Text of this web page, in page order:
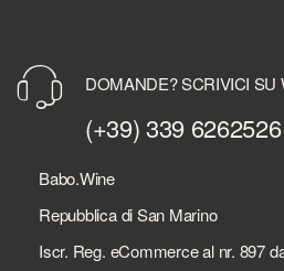
DOMANDE? SCRIVICI SU
(+39) 339 6262526
Babo.Wine
Repubblica di San Marino
Iscr. Reg. eCommerce al nr. 897